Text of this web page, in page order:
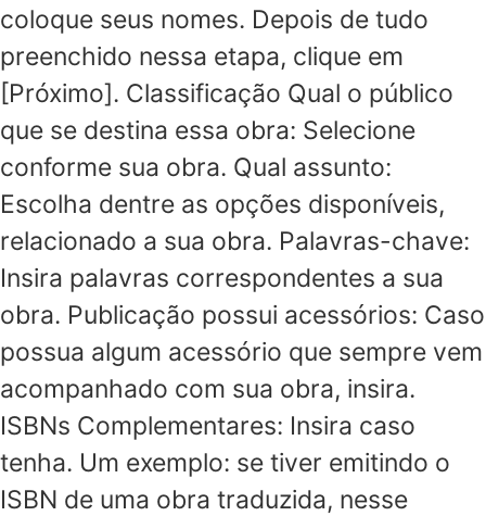
coloque seus nomes. Depois de tudo
preenchido nessa etapa, clique em
[Próximo]. Classificação Qual o público
que se destina essa obra: Selecione
conforme sua obra. Qual assunto:
Escolha dentre as opções disponíveis,
relacionado a sua obra. Palavras-chave:
Insira palavras correspondentes a sua
obra. Publicação possui acessórios: Caso
possua algum acessório que sempre vem
acompanhado com sua obra, insira.
ISBNs Complementares: Insira caso
tenha. Um exemplo: se tiver emitindo o
ISBN de uma obra traduzida, nesse